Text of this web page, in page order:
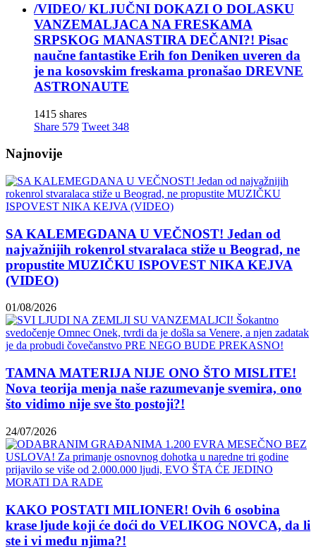
/VIDEO/ KLJUČNI DOKAZI O DOLASKU
VANZEMALJACA NA FRESKAMA
SRPSKOG MANASTIRA DEČANI?! Pisac
naučne fantastike Erih fon Deniken uveren da
je na kosovskim freskama pronašao DREVNE
ASTRONAUTE
1415 shares
Share 579 Tweet 348
Najnovije
SA KALEMEGDANA U VEČNOST! Jedan od
najvažnijih rokenrol stvaralaca stiže u Beograd, ne
propustite MUZIČKU ISPOVEST NIKA KEJVA
(VIDEO)
01/08/2026
TAMNA MATERIJA NIJE ONO ŠTO MISLITE!
Nova teorija menja naše razumevanje svemira, ono
što vidimo nije sve što postoji?!
24/07/2026
KAKO POSTATI MILIONER! Ovih 6 osobina
krase ljude koji će doći do VELIKOG NOVCA, da li
ste i vi među njima?!